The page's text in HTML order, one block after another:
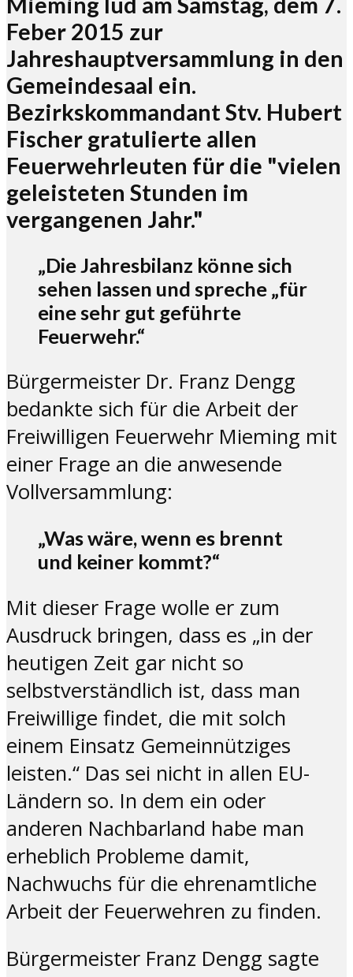
Feber 2015 zur
Jahreshauptversammlung in den
Gemeindesaal ein.
Bezirkskommandant Stv. Hubert
Fischer gratulierte allen
Feuerwehrleuten für die "vielen
geleisteten Stunden im
vergangenen Jahr."
„Die Jahresbilanz könne sich
sehen lassen und spreche „für
eine sehr gut geführte
Feuerwehr.“
Bürgermeister Dr. Franz Dengg
bedankte sich für die Arbeit der
Freiwilligen Feuerwehr Mieming mit
einer Frage an die anwesende
Vollversammlung:
„Was wäre, wenn es brennt
und keiner kommt?“
Mit dieser Frage wolle er zum
Ausdruck bringen, dass es „in der
heutigen Zeit gar nicht so
selbstverständlich ist, dass man
Freiwillige findet, die mit solch
einem Einsatz Gemeinnütziges
leisten.“ Das sei nicht in allen EU-
Ländern so. In dem ein oder
anderen Nachbarland habe man
erheblich Probleme damit,
Nachwuchs für die ehrenamtliche
Arbeit der Feuerwehren zu finden.
Bürgermeister Franz Dengg sagte